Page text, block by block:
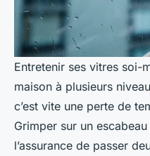
Entretenir ses vitres soi-
maison à plusieurs
c’est vite une perte de
Grimper sur un escabeau
l’assurance de passer